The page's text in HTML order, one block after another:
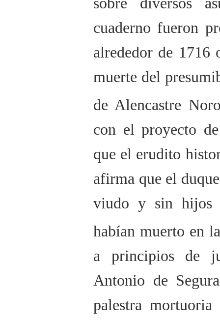
cuaderno fueron
alrededor de 1716
muerte del
de Alencastre
con el proyecto
que el erudito
afirma que el
viudo y sin hijos
habían muerto en
a principios de
Antonio de
palestra